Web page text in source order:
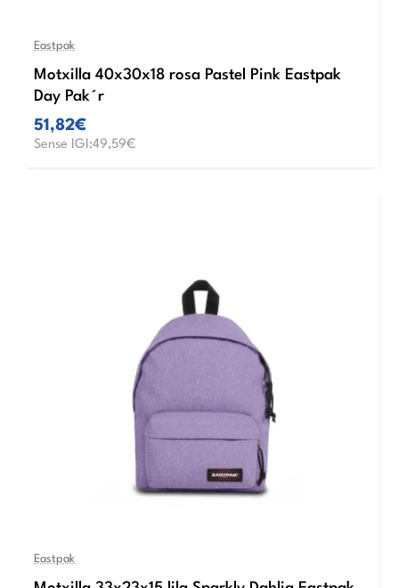
Eastpak
Motxilla 40x30x18 rosa Pastel Pink Eastpak
Day Pak´r
51,82€
Sense IGI:49,59€
Eastpak